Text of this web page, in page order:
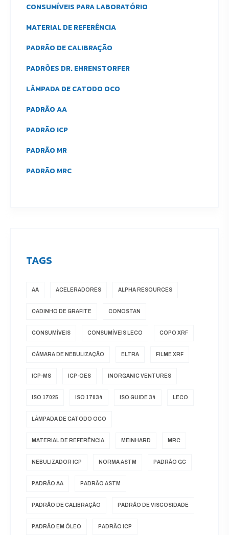
CONSUMÍVEIS PARA LABORATÓRIO
MATERIAL DE REFERÊNCIA
PADRÃO DE CALIBRAÇÃO
PADRÕES DR. EHRENSTORFER
LÂMPADA DE CATODO OCO
PADRÃO AA
PADRÃO ICP
PADRÃO MR
PADRÃO MRC
TAGS
AA ACELERADORES ALPHA RESOURCES
CADINHO DE GRAFITE CONOSTAN
CONSUMÍVEIS CONSUMÍVEIS LECO COPO XRF
CÂMARA DE NEBULIZAÇÃO ELTRA FILME XRF
ICP-MS ICP-OES INORGANIC VENTURES
ISO 17025 ISO 17034 ISO GUIDE 34 LECO
LÂMPADA DE CATODO OCO
MATERIAL DE REFERÊNCIA MEINHARD MRC
NEBULIZADOR ICP NORMA ASTM PADRÃO GC
PADRÃO AA PADRÃO ASTM
PADRÃO DE CALIBRAÇÃO PADRÃO DE VISCOSIDADE
PADRÃO EM ÓLEO PADRÃO ICP